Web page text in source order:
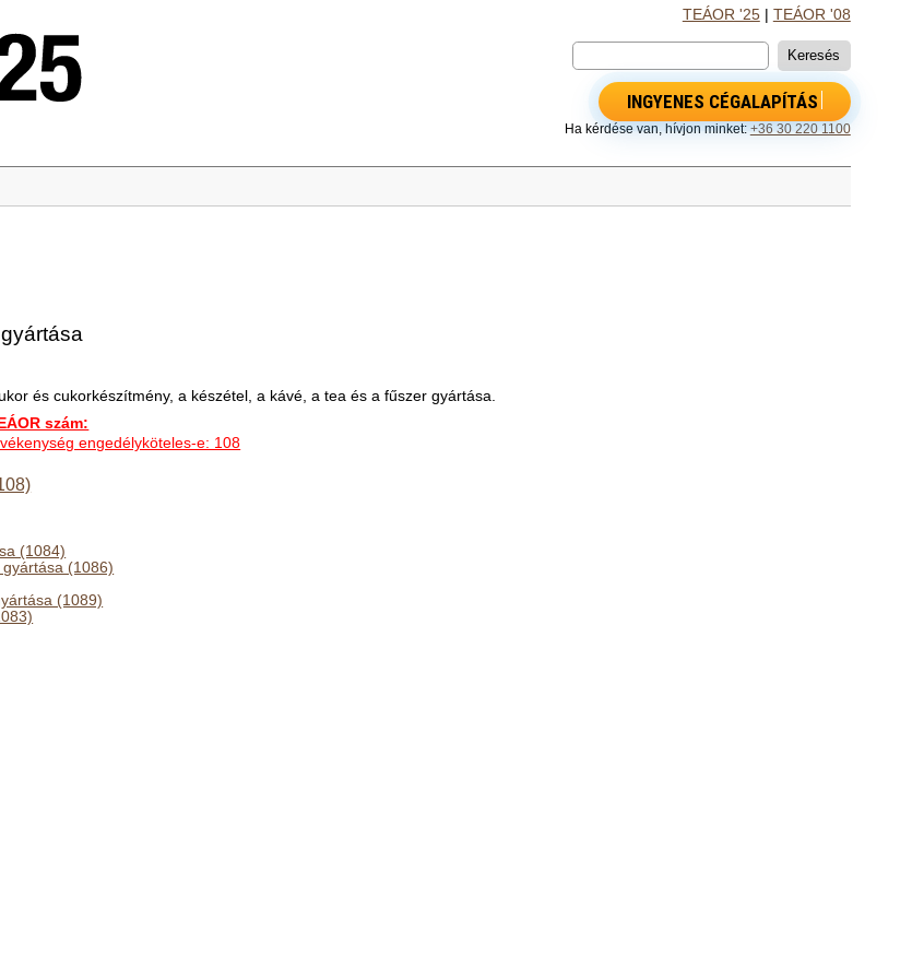
TEÁOR '25| TEÁOR '08
INGYENES CÉGALAPÍTÁS
Ha kérdése van, hívjon minket: +36 30 220 1100
és cukorkészítmény, a készétel, a kávé, a tea és a fűszer gyártása.
szám:
engedélyköteles-e: 108
(1084)
(1086)
(1089)